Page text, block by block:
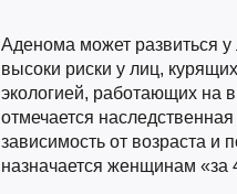
Аденома может развиться
высоки риски у лиц,
экологией, работающих на
отмечается
зависимость от возраста
назначается женщинам «за